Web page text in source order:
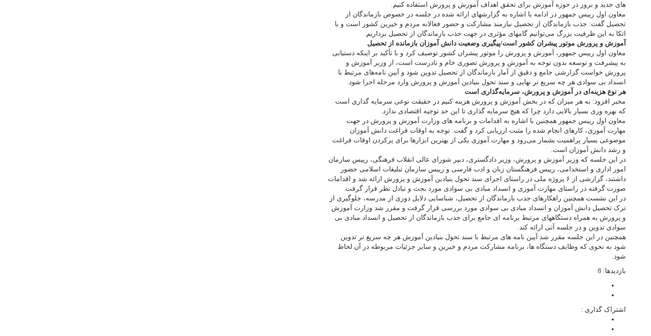
های جدید و بروز در حوزه آموزش برای تحقق اهداف آموزش و پرورش استفاده کنیم.
معاون اول رییس جمهور در ادامه با اشاره به گزارشهای ارائه شده در جلسه در خصوص بازماندگان از
تحصیل گفت: جذب بازماندگان از تحصیل نیازمند مشارکت و حضور فعالانه مردم و خیرین کشور است و با
اتکا به این ظرفیت بزرگ می‌توانیم گامهای مؤثری در جهت جذب بازماندگان از تحصیل برداریم.
آموزش و پرورش موتور پیشران کشور است/پیگیری وضعیت دانش آموزان بازمانده از تحصیل
معاون اول رییس جمهور، آموزش و پرورش را موتور پیشران کشور توصیف کرد و با تأکید بر اینکه دستیابی
به پیشرفت و توسعه بدون توجه به آموزش و پرورش تصوری خام و نادرست است، از وزیر آموزش و
پرورش خواست گزارشی جامع و دقیق از آمار بازماندگان از تحصیل تدوین شود و آیین نامه‌های مرتبط با
انسداد بی سوادی هر چه سریع تر نهایی و سند تحول بنیادین آموزش و پرورش وارد مرحله اجرا شود.
هر نوع هزینه‌ای در آموزش و پرورش، سرمایه‌گذاری است
مخبر افزود: به هر میزان که در بخش آموزش و پرورش هزینه کنیم در حقیقت نوعی سرمایه گذاری است
که بهره وری بسیار بالایی دارد چرا که هیچ سرمایه گذاری تا این حد توجیه اقتصادی ندارد.
معاون اول رییس جمهور همچنین با اشاره به اقدامات و برنامه های وزارت آموزش و پرورش در جهت
مهارت آموزی، کارهای انجام شده را مثبت ارزیابی کرد و گفت: توجه به اوقات فراغت دانش آموزان
موضوعی بسیار پراهمیت بشمار می‌رود و مهارت آموزی یکی از بهترین ابزارها برای پرکردن اوقات فراغت
و رشد دانش آموزان است.
در این جلسه که وزیر آموزش و پرورش، وزیر دادگستری، دبیر شورای عالی انقلاب فرهنگی، رییس سازمان
امور اداری و استخدامی، رییس فرهنگستان زبان و ادب فارسی و رییس سازمان تبلیغات اسلامی حضور
داشتند، گزارشی از ۶ پروژه ملی در راستای اجرای سند تحول بنیادین آموزش و پرورش ارائه شد و اقدامات
صورت گرفته در راستای مهارت آموزی و انسداد مبادی بی سوادی مورد بحث و تبادل نظر قرار گرفت.
در این نشست همچنین راهکارهای جذب بازماندگان از تحصیل، شناسایی دلایل دوری از مدرسه، جلوگیری از
ترک تحصیل دانش آموزان و انسداد مبادی بی سوادی مورد بررسی قرار گرفت و مقرر شد وزارت آموزش
و پرورش به همراه دستگاههای مرتبط برنامه ای جامع برای جذب بازماندگان از تحصیل و انسداد مبادی بی
سوادی تدوین و در جلسه آتی ارائه کند.
همچنین در این جلسه مقرر شد آیین نامه های مرتبط با سند تحول بنیادین آموزش هر چه سریع تر تدوین
شود به نحوی که وظایف دستگاه ها، برنامه مشارکت مردم و خیرین و سایر جزئیات مربوطه در آن لحاظ
شود.
بازدیدها: 8
اشتراک گذاری :